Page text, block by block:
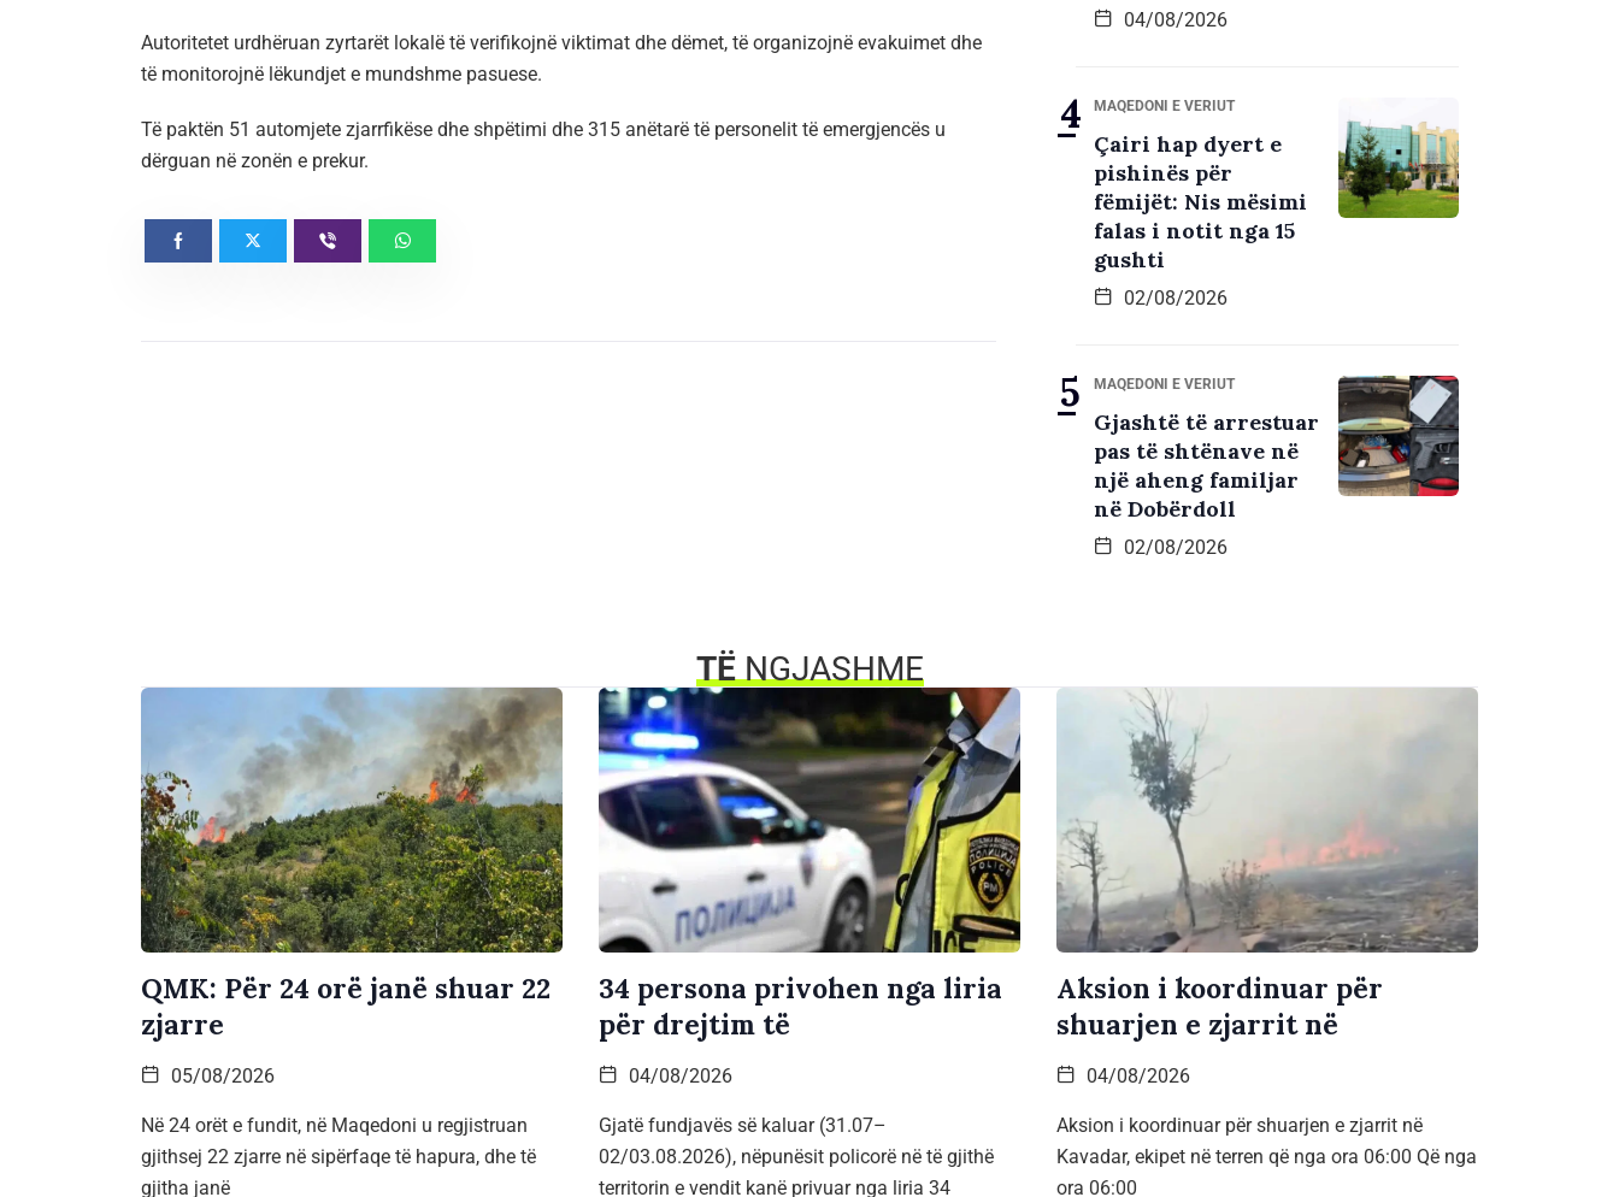
Autoritetet urdhëruan zyrtarët lokalë të verifikojnë viktimat dhe dëmet, të organizojnë evakuimet dhe
të monitorojnë lëkundjet e mundshme pasuese.
Të paktën 51 automjete zjarrfikëse dhe shpëtimi dhe 315 anëtarë të personelit të emergjencës u
dërguan në zonën e prekur.
04/08/2026
MAQEDONI E VERIUT
Çairi hap dyert e
pishinës për
fëmijët: Nis mësimi
falas i notit nga 15
gushti
02/08/2026
MAQEDONI E VERIUT
Gjashtë të arrestuar
pas të shtënave në
një aheng familjar
në Dobërdoll
02/08/2026
TËNGJASHME
QMK: Për 24 orë janë shuar 22
zjarre
05/08/2026
Në 24 orët e fundit, në Maqedoni u regjistruan
gjithsej 22 zjarre në sipërfaqe të hapura, dhe të
gjitha janë
34 persona privohen nga liria
për drejtim të
04/08/2026
Gjatë fundjavës së kaluar (31.07–
02/03.08.2026), nëpunësit policorë në të gjithë
territorin e vendit kanë privuar nga liria 34
Aksion i koordinuar për
shuarjen e zjarrit në
04/08/2026
Aksion i koordinuar për shuarjen e zjarrit në
Kavadar, ekipet në terren që nga ora 06:00 Që nga
ora 06:00